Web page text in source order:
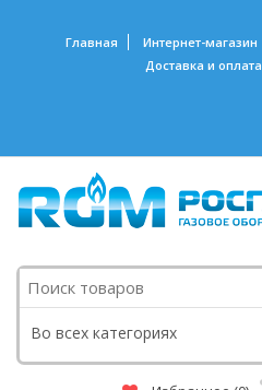
Главная Интернет-магазин
Доставка и оплата
Поиск
Во всех категориях